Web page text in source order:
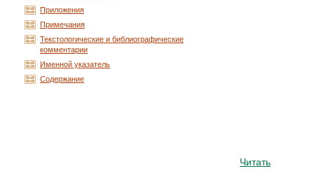
Приложения
Примечания
Текстологические и библиографические
комментарии
Именной указатель
Содержание
Читать